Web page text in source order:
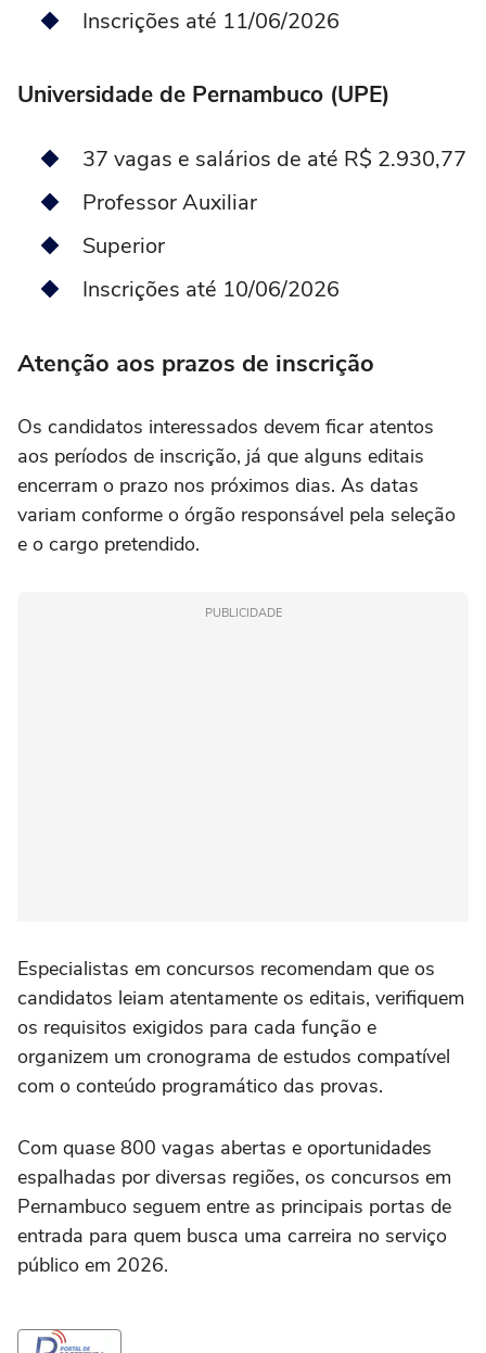
Inscrições até 11/06/2026
Universidade de Pernambuco (UPE)
37 vagas e salários de até R$ 2.930,77
Professor Auxiliar
Superior
Inscrições até 10/06/2026
Atenção aos prazos de inscrição
Os candidatos interessados devem ficar atentos
aos períodos de inscrição, já que alguns editais
encerram o prazo nos próximos dias. As datas
variam conforme o órgão responsável pela seleção
e o cargo pretendido.
PUBLICIDADE
Especialistas em concursos recomendam que os
candidatos leiam atentamente os editais, verifiquem
os requisitos exigidos para cada função e
organizem um cronograma de estudos compatível
com o conteúdo programático das provas.
Com quase 800 vagas abertas e oportunidades
espalhadas por diversas regiões, os concursos em
Pernambuco seguem entre as principais portas de
entrada para quem busca uma carreira no serviço
público em 2026.